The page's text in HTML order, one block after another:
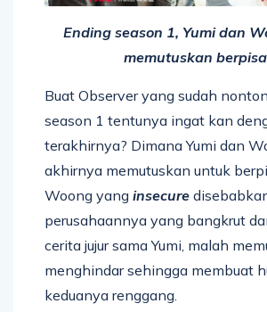
Ending season 1, Yumi dan
memutuskan
Buat Observer yang sudah nonton
season 1 tentunya ingat kan
terakhirnya? Dimana Yumi dan
akhirnya memutuskan untuk
Woong yang insecure
perusahaannya yang bangkrut
cerita jujur sama Yumi, malah
menghindar sehingga membuat
keduanya renggang.